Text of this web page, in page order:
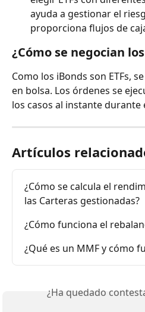
ayuda a gestionar el
proporciona flujos de
¿Cómo se negocian
Como los iBonds son ETFs,
en bolsa. Los órdenes se
los casos al instante
Artículos
¿Cómo se calcula el
las Carteras gestionadas?
¿Cómo funciona el
¿Qué es un MMF y cómo
¿Ha quedado